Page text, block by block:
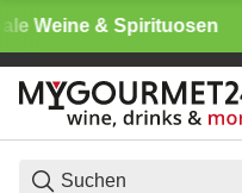
Weine & Spirituosen